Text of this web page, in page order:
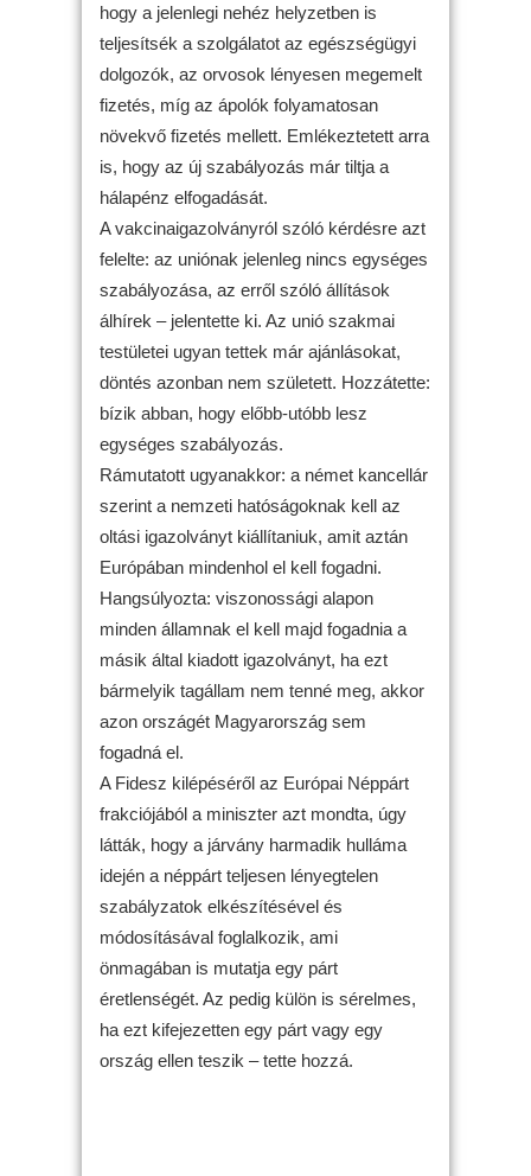
hogy a jelenlegi nehéz helyzetben is
teljesítsék a szolgálatot az egészségügyi
dolgozók, az orvosok lényesen megemelt
fizetés, míg az ápolók folyamatosan
növekvő fizetés mellett. Emlékeztetett arra
is, hogy az új szabályozás már tiltja a
hálapénz elfogadását.
A vakcinaigazolványról szóló kérdésre azt
felelte: az uniónak jelenleg nincs egységes
szabályozása, az erről szóló állítások
álhírek – jelentette ki. Az unió szakmai
testületei ugyan tettek már ajánlásokat,
döntés azonban nem született. Hozzátette:
bízik abban, hogy előbb-utóbb lesz
egységes szabályozás.
Rámutatott ugyanakkor: a német kancellár
szerint a nemzeti hatóságoknak kell az
oltási igazolványt kiállítaniuk, amit aztán
Európában mindenhol el kell fogadni.
Hangsúlyozta: viszonossági alapon
minden államnak el kell majd fogadnia a
másik által kiadott igazolványt, ha ezt
bármelyik tagállam nem tenné meg, akkor
azon országét Magyarország sem
fogadná el.
A Fidesz kilépéséről az Európai Néppárt
frakciójából a miniszter azt mondta, úgy
látták, hogy a járvány harmadik hulláma
idején a néppárt teljesen lényegtelen
szabályzatok elkészítésével és
módosításával foglalkozik, ami
önmagában is mutatja egy párt
éretlenségét. Az pedig külön is sérelmes,
ha ezt kifejezetten egy párt vagy egy
ország ellen teszik – tette hozzá.